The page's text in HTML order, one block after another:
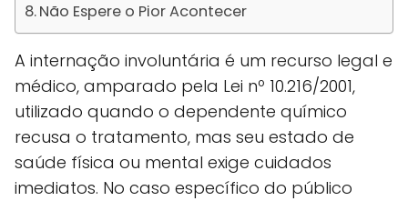
Não Espere o Pior Acontecer
A internação involuntária é um recurso legal e
médico, amparado pela Lei nº 10.216/2001,
utilizado quando o dependente químico
recusa o tratamento, mas seu estado de
saúde física ou mental exige cuidados
imediatos. No caso específico do público